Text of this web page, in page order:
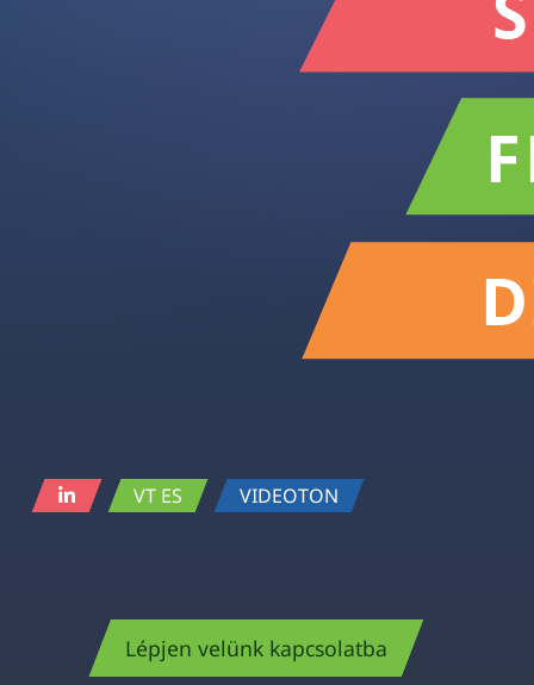
VT ES VIDEOTON
Lépjen velünk kapcsolatba